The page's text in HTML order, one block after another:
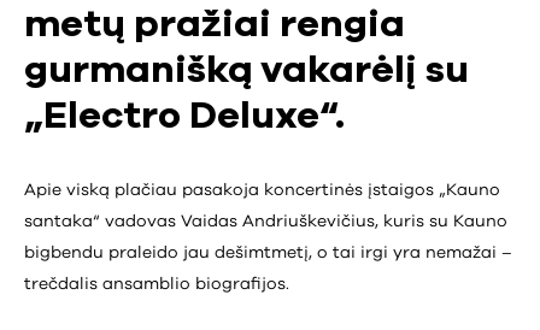
metų pražiai rengia
gurmanišką vakarėlį su
„Electro Deluxe“.
Apie viską plačiau pasakoja koncertinės įstaigos „Kauno
santaka“ vadovas Vaidas Andriuškevičius, kuris su Kauno
bigbendu praleido jau dešimtmetį, o tai irgi yra nemažai –
trečdalis ansamblio biografijos.